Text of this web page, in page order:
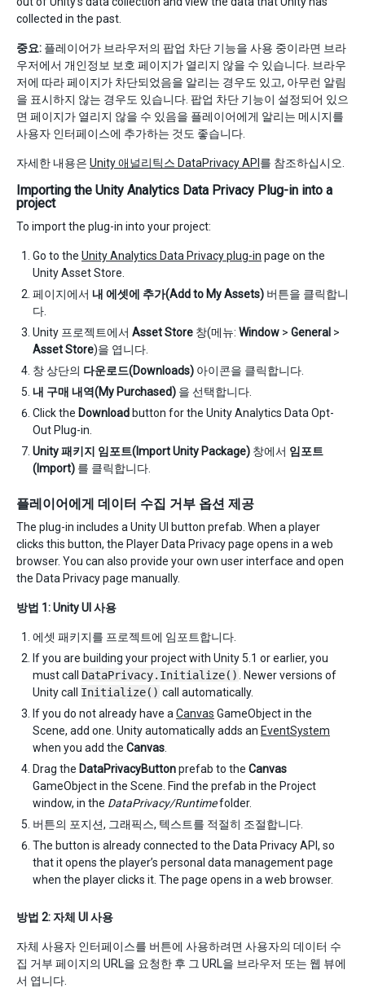
collected in the past.
중요: 플레이어가 브라우저의 팝업 차단 기능을 사용 중이라면 브라
우저에서 개인정보 보호 페이지가 열리지 않을 수 있습니다. 브라우
저에 따라 페이지가 차단되었음을 알리는 경우도 있고, 아무런 알림
을 표시하지 않는 경우도 있습니다. 팝업 차단 기능이 설정되어 있으
면 페이지가 열리지 않을 수 있음을 플레이어에게 알리는 메시지를
사용자 인터페이스에 추가하는 것도 좋습니다.
자세한 내용은 Unity 애널리틱스 DataPrivacy API 를 참조하십시오.
Importing the Unity Analytics Data Privacy Plug-in into a
project
To import the plug-in into your project:
Go to the Unity Analytics Data Privacy plug-in page on the
Unity Asset Store.
페이지에서 내 에셋에 추가(Add to My Assets) 버튼을 클릭합니
다.
Unity 프로젝트에서 Asset Store 창(메뉴: Window > General >
Asset Store)을 엽니다.
창 상단의 다운로드(Downloads) 아이콘을 클릭합니다.
내 구매 내역(My Purchased) 을 선택합니다.
Click the Download button for the Unity Analytics Data Opt-
Out Plug-in.
Unity 패키지 임포트(Import Unity Package) 창에서 임포트
(Import) 를 클릭합니다.
플레이어에게 데이터 수집 거부 옵션 제공
The plug-in includes a Unity UI button prefab. When a player
clicks this button, the Player Data Privacy page opens in a web
browser. You can also provide your own user interface and open
the Data Privacy page manually.
방법 1: Unity UI 사용
에셋 패키지를 프로젝트에 임포트합니다.
If you are building your project with Unity 5.1 or earlier, you
must call DataPrivacy.Initialize()
. Newer versions of
Unity call Initialize() call automatically.
If you do not already have a Canvas GameObject in the
Scene, add one. Unity automatically adds an EventSystem
when you add the Canvas
Drag the DataPrivacyButtonprefab to the Canvas
GameObject in the Scene. Find the prefab in the Project
window, in the DataPrivacy/Runtimefolder.
버튼의 포지션, 그래픽스, 텍스트를 적절히 조절합니다.
The button is already connected to the Data Privacy API, so
that it opens the player’s personal data management page
when the player clicks it. The page opens in a web browser.
방법 2: 자체 UI 사용
자체 사용자 인터페이스를 버튼에 사용하려면 사용자의 데이터 수
집 거부 페이지의 URL을 요청한 후 그 URL을 브라우저 또는 웹 뷰에
서 엽니다.